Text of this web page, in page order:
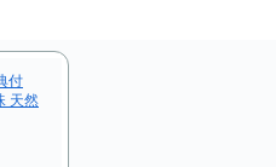
付
天然